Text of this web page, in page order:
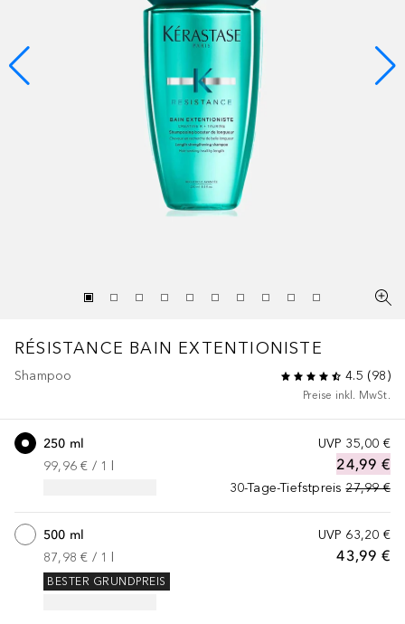
RÉSISTANCE BAIN EXTENTIONISTE
Shampoo 4.5 (98)
Preise inkl. MwSt.
UVP 35,00 €
24,99 €
30-Tage-Tiefstpreis 27,99 €
250 ml
99,96 € / 1
UVP 63,20 €
43,99 €
500 ml
87,98 € / 1
BESTER GRUNDPREIS